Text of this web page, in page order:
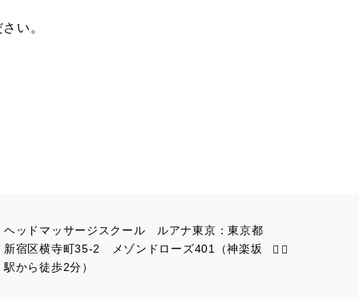
い。
ヘッドマッサージスクール ルアナ東京：東京都
新宿区横寺町35-2 メゾンドローズ401（神楽坂
駅から徒歩2分）